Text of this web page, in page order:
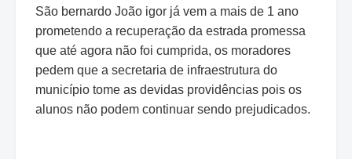
São bernardo João igor já vem a mais de 1 ano
prometendo a recuperação da estrada promessa
que até agora não foi cumprida, os moradores
pedem que a secretaria de infraestrutura do
município tome as devidas providências pois os
alunos não podem continuar sendo prejudicados.